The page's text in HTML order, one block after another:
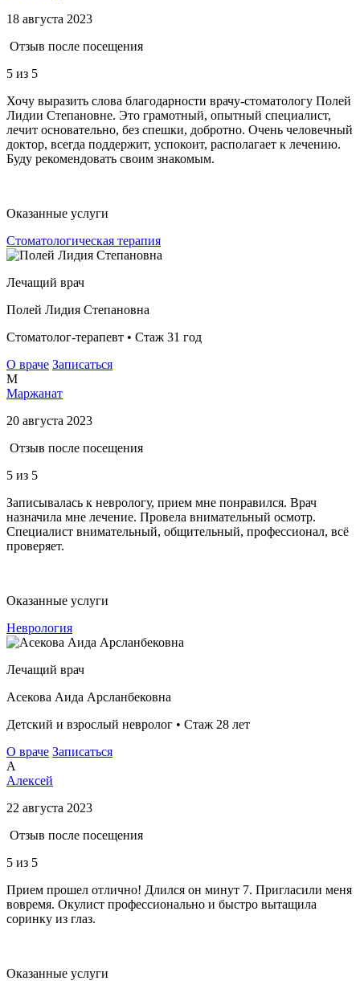
18 августа 2023
Отзыв после посещения
5 из 5
Хочу выразить слова благодарности врачу-стоматологу Полей
Лидии Степановне. Это грамотный, опытный специалист,
лечит основательно, без спешки, добротно. Очень человечный
доктор, всегда поддержит, успокоит, располагает к лечению.
Буду рекомендовать своим знакомым.
Оказанные услуги
Стоматологическая терапия
Лечащий врач
Полей Лидия Степановна
Стоматолог-терапевт • Стаж 31 год
О враче Записаться
М
Маржанат
20 августа 2023
Отзыв после посещения
5 из 5
Записывалась к неврологу, прием мне понравился. Врач
назначила мне лечение. Провела внимательный осмотр.
Специалист внимательный, общительный, профессионал, всё
проверяет.
Оказанные услуги
Неврология
Лечащий врач
Асекова Аида Арсланбековна
Детский и взрослый невролог • Стаж 28 лет
О враче Записаться
А
Алексей
22 августа 2023
Отзыв после посещения
5 из 5
Прием прошел отлично! Длился он минут 7. Пригласили меня
вовремя. Окулист профессионально и быстро вытащила
соринку из глаз.
Оказанные услуги